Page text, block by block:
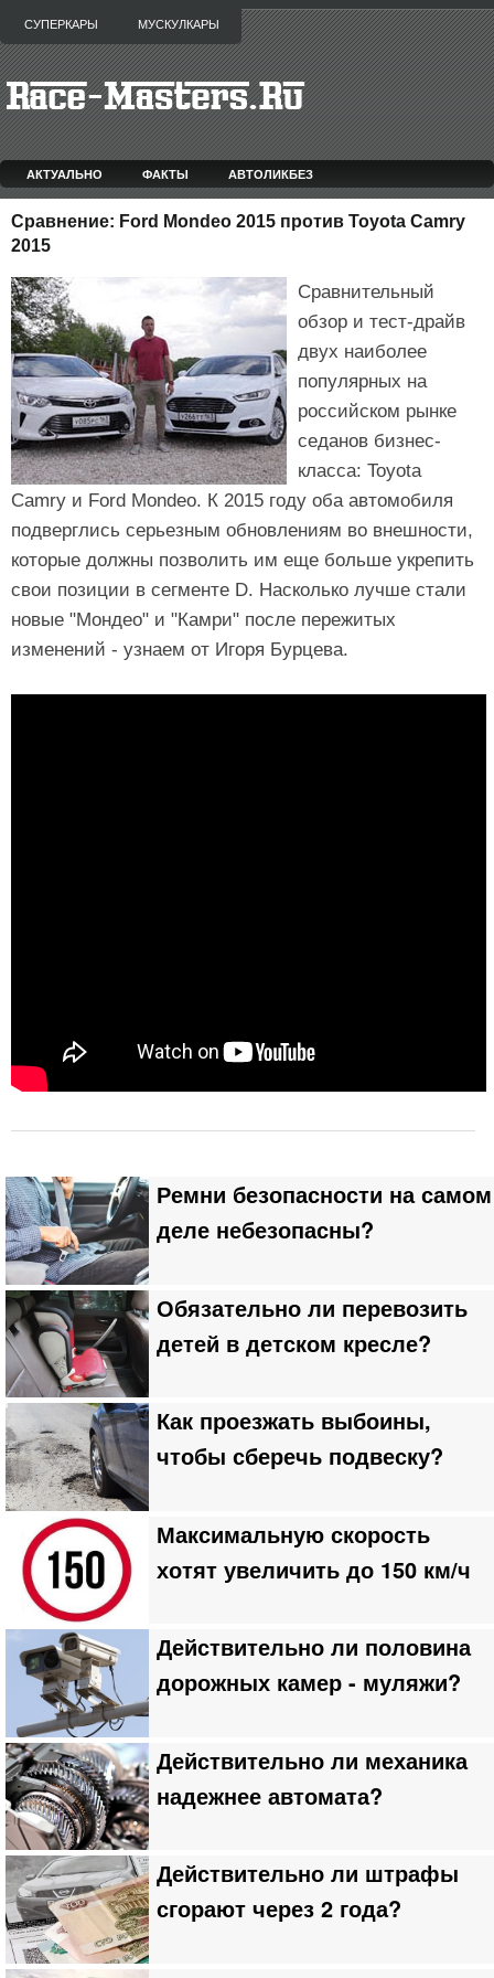
СУПЕРКАРЫ МУСКУЛКАРЫ
АКТУАЛЬНО ФАКТЫ АВТОЛИКБЕЗ
Сравнение: Ford Mondeo 2015 против Toyota Camry
2015
Сравнительный
обзор и тест-драйв
двух наиболее
популярных на
российском рынке
седанов бизнес-
класса: Toyota
Camry и Ford Mondeo. К 2015 году оба автомобиля
подверглись серьезным обновлениям во внешности,
которые должны позволить им еще больше укрепить
свои позиции в сегменте D. Насколько лучше стали
новые "Мондео" и "Камри" после пережитых
изменений - узнаем от Игоря Бурцева.
Ремни безопасности на самом
деле небезопасны?
Обязательно ли перевозить
детей в детском кресле?
Как проезжать выбоины,
чтобы сберечь подвеску?
Максимальную скорость
хотят увеличить до 150 км/ч
Действительно ли половина
дорожных камер - муляжи?
Действительно ли механика
надежнее автомата?
Действительно ли штрафы
сгорают через 2 года?